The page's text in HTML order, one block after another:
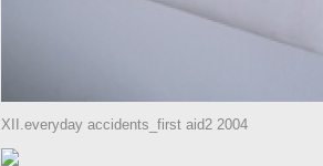
XII.everyday accidents_first aid2 2004